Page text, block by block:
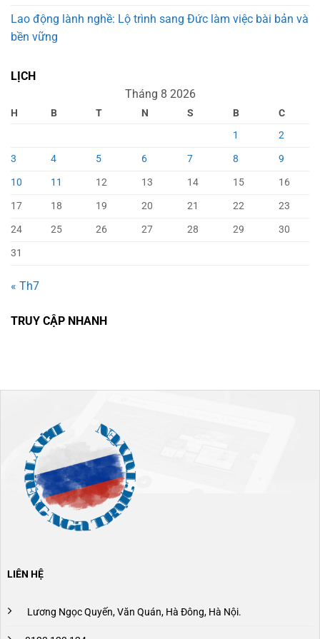
Lao động lành nghề: Lộ trình sang Đức làm việc bài bản và
bền vững
LỊCH
Tháng 8 2026
H B T N S B
C
1
2
3
4 5 6 7 8
9
10
11 12 13 14 15
16
17
18 19 20 21 22
23
24
25 26 27 28 29
30
31
« Th7
TRUY CẬP NHANH
LIÊN HỆ
Lương Ngọc Quyến, Văn Quán, Hà Đông, Hà Nội.